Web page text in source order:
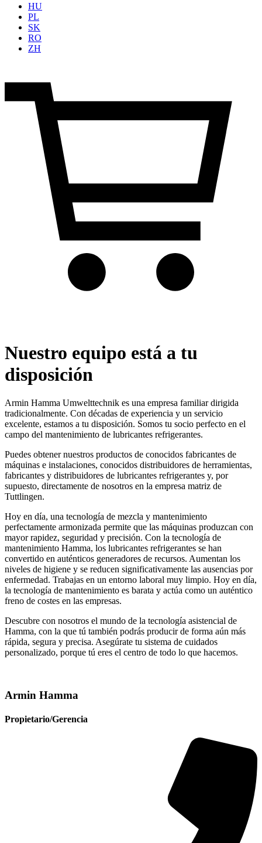
HU
PL
SK
RO
ZH
Nuestro equipo está a tu
disposición
Armin Hamma Umwelttechnik es una empresa familiar dirigida
tradicionalmente. Con décadas de experiencia y un servicio
excelente, estamos a tu disposición. Somos tu socio perfecto en el
campo del mantenimiento de lubricantes refrigerantes.
Puedes obtener nuestros productos de conocidos fabricantes de
máquinas e instalaciones, conocidos distribuidores de herramientas,
fabricantes y distribuidores de lubricantes refrigerantes y, por
supuesto, directamente de nosotros en la empresa matriz de
Tuttlingen.
Hoy en día, una tecnología de mezcla y mantenimiento
perfectamente armonizada permite que las máquinas produzcan con
mayor rapidez, seguridad y precisión. Con la tecnología de
mantenimiento Hamma, los lubricantes refrigerantes se han
convertido en auténticos generadores de recursos. Aumentan los
niveles de higiene y se reducen significativamente las ausencias por
enfermedad. Trabajas en un entorno laboral muy limpio. Hoy en día,
la tecnología de mantenimiento es barata y actúa como un auténtico
freno de costes en las empresas.
Descubre con nosotros el mundo de la tecnología asistencial de
Hamma, con la que tú también podrás producir de forma aún más
rápida, segura y precisa. Asegúrate tu sistema de cuidados
personalizado, porque tú eres el centro de todo lo que hacemos.
Armin Hamma
Propietario/Gerencia